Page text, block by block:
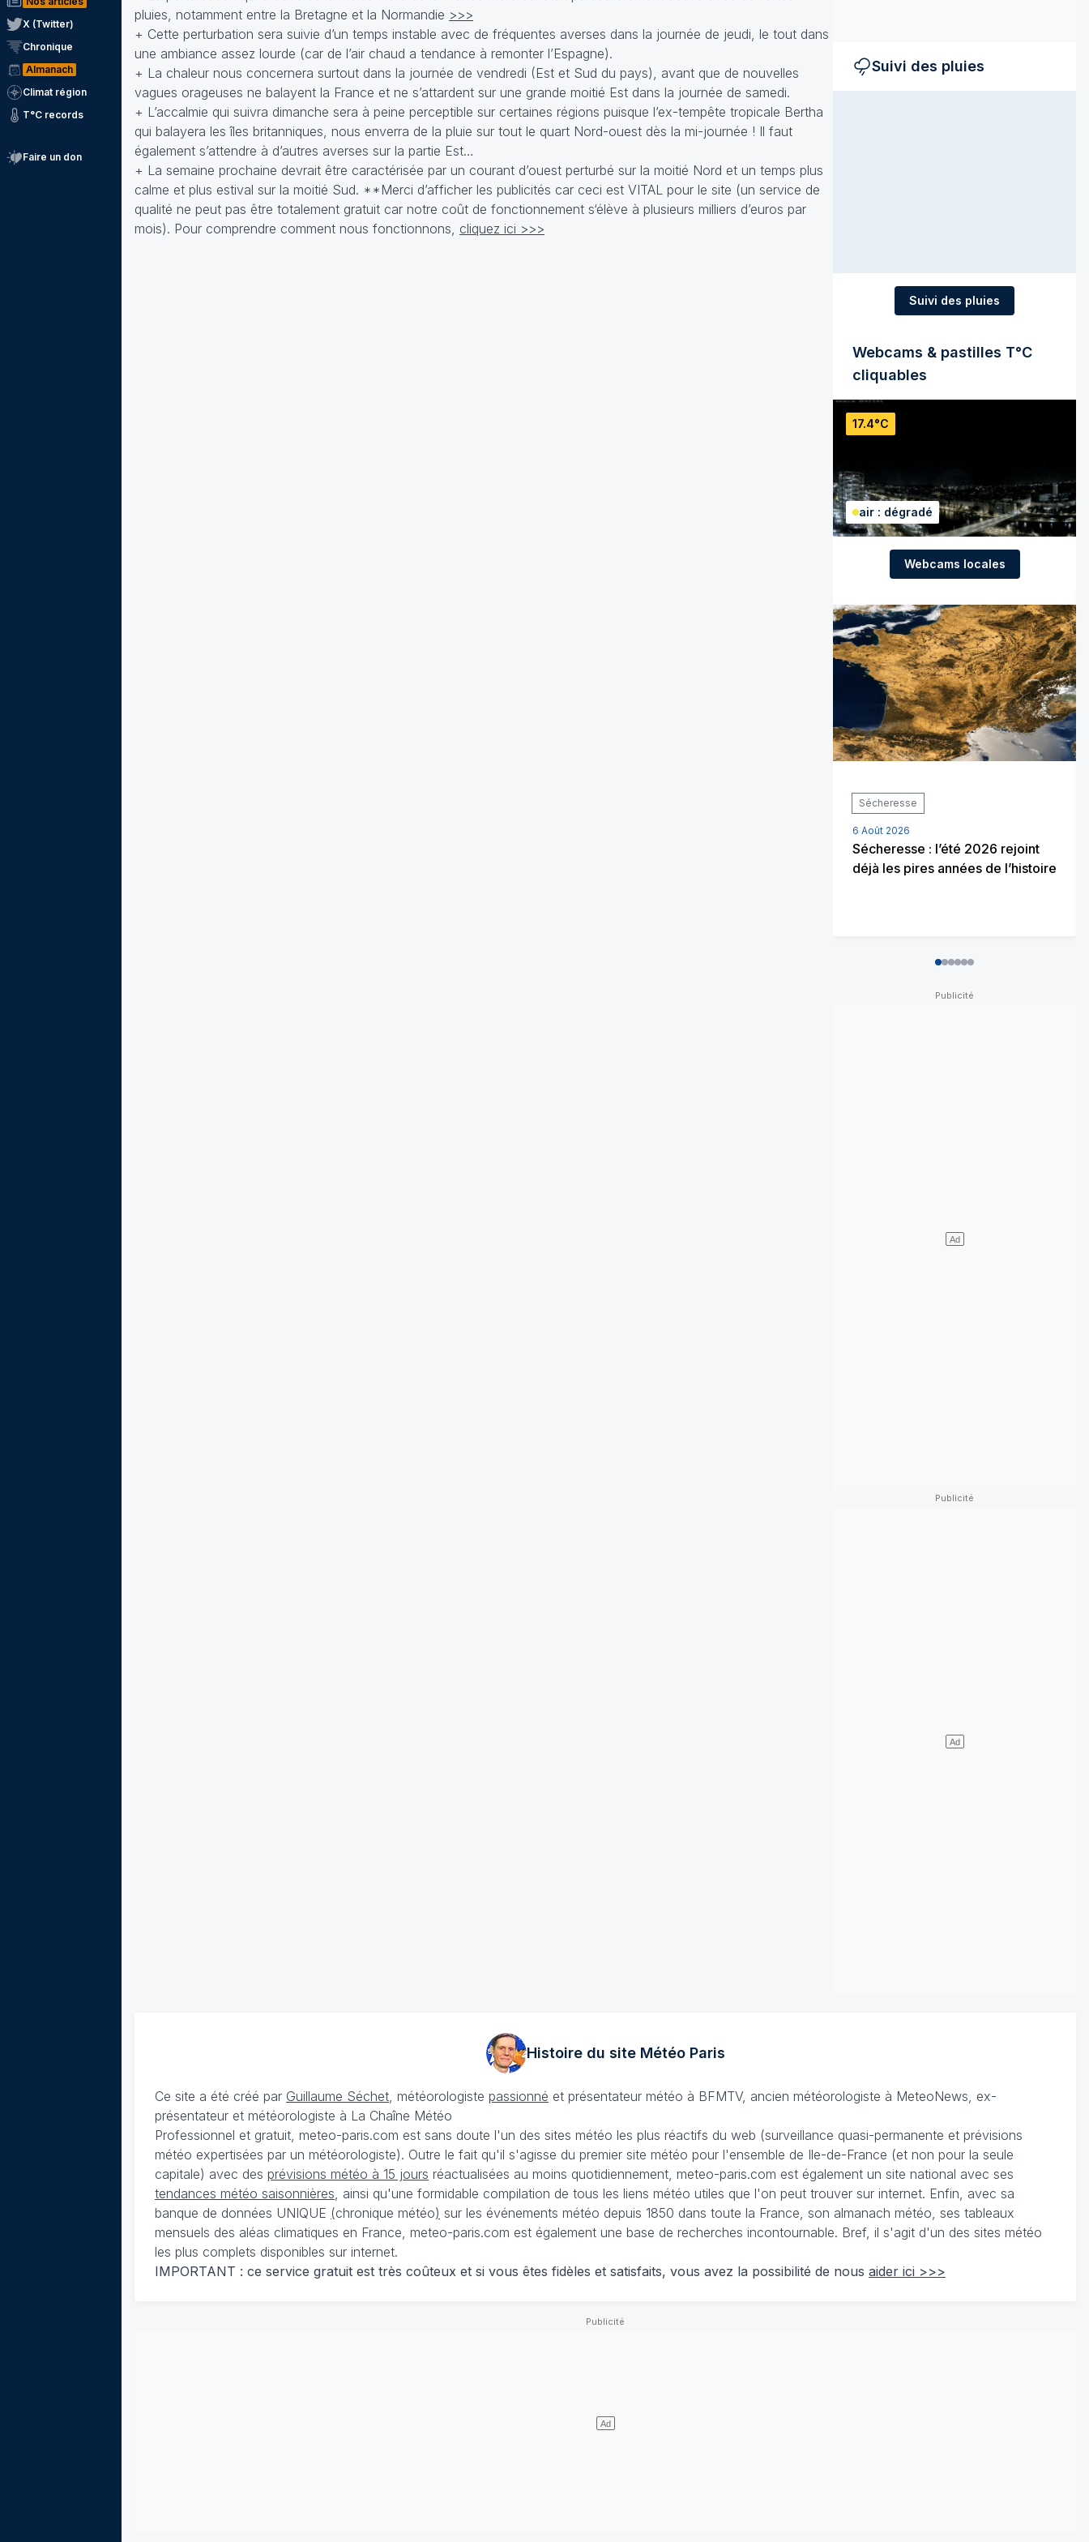
X (Twitter)
Chronique
Almanach
Climat région
T°C records
Faire un don
pluies, notamment entre la Bretagne et la Normandie >>>
+ Cette perturbation sera suivie d’un temps instable avec de fréquentes averses dans la journée de jeudi, le tout dans
une ambiance assez lourde (car de l’air chaud a tendance à remonter l’Espagne).
+ La chaleur nous concernera surtout dans la journée de vendredi (Est et Sud du pays), avant que de nouvelles
vagues orageuses ne balayent la France et ne s’attardent sur une grande moitié Est dans la journée de samedi.
+ L’accalmie qui suivra dimanche sera à peine perceptible sur certaines régions puisque l’ex-tempête tropicale Bertha
qui balayera les îles britanniques, nous enverra de la pluie sur tout le quart Nord-ouest dès la mi-journée ! Il faut
également s’attendre à d’autres averses sur la partie Est…
+ La semaine prochaine devrait être caractérisée par un courant d’ouest perturbé sur la moitié Nord et un temps plus
calme et plus estival sur la moitié Sud. **Merci d’afficher les publicités car ceci est VITAL pour le site (un service de
qualité ne peut pas être totalement gratuit car notre coût de fonctionnement s‘élève à plusieurs milliers d’euros par
mois). Pour comprendre comment nous fonctionnons, cliquez ici >>>
Suivi des pluies
Suivi des pluies
Webcams & pastilles T°C
cliquables
17.4°C
air : dégradé
Webcams locales
Sécheresse
6 Août 2026
Sécheresse : l’été 2026 rejoint
déjà les pires années de l’histoire
012345
Histoire du site MétéoParis
Ce site a été créé par Guillaume Séchet , météorologiste passionné et présentateur météo à BFMTV, ancien météorologiste à MeteoNews, ex-
présentateur et météorologiste à La Chaîne Météo
Professionnel et gratuit, meteo-paris.com est sans doute l'un des sites météo les plus réactifs du web (surveillance quasi-permanente et prévisions
météo expertisées par un météorologiste). Outre le fait qu'il s'agisse du premier site météo pour l'ensemble de Ile-de-France (et non pour la seule
capitale) avec des prévisions météo à 15 jours réactualisées au moins quotidiennement, meteo-paris.com est également un site national avec ses
tendances météo saisonnières , ainsi qu'une formidable compilation de tous les liens météo utiles que l'on peut trouver sur internet. Enfin, avec sa
banque de données UNIQUE (chronique météo) sur les événements météo depuis 1850 dans toute la France, son almanach météo, ses tableaux
mensuels des aléas climatiques en France, meteo-paris.com est également une base de recherches incontournable. Bref, il s'agit d'un des sites météo
les plus complets disponibles sur internet.
IMPORTANT : ce service gratuit est très coûteux et si vous êtes fidèles et satisfaits, vous avez la possibilité de nous aider ici >>>